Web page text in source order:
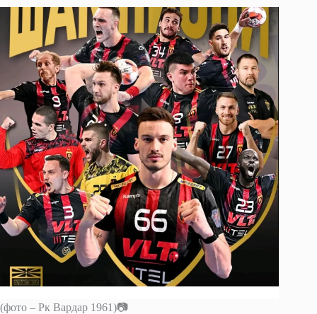
(фото – Рк Вардар 1961)📷